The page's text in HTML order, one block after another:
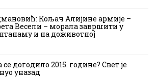
Кољач Алијине армије –
Весели – морала завршити у
и на доживотној
догодило 2015. године? Свет је
уназад